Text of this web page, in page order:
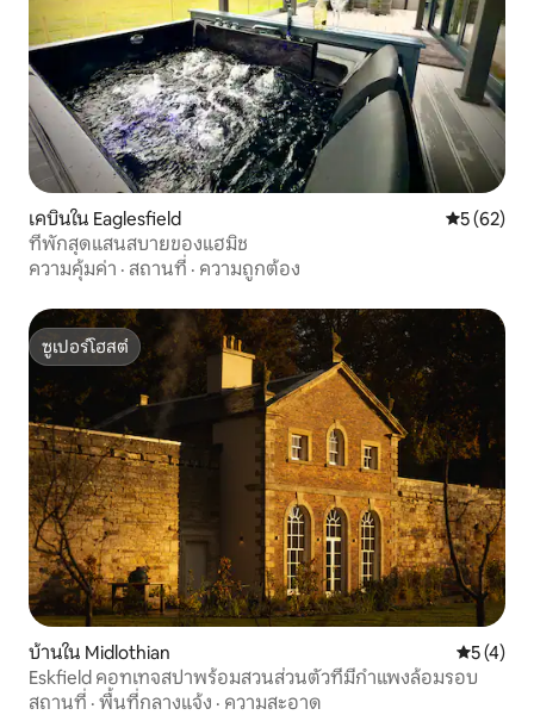
เคบินใน Eaglesfield คะแนนเฉลี่
5 (62)
ที่พักสุดแสนสบายของแฮมิช
ความคุ้มค่า · สถานที่ · ความถูกต้อง
ซูเปอร์โฮสต์
ซูเปอร์โฮสต์
บ้านใน Midlothian คะแนนเฉ
5 (4)
Eskfield คอทเทจสปาพร้อมสวนส่วนตัวที่มีกำแพงล้อมรอบ
สถานที่ · พื้นที่กลางแจ้ง · ความสะอาด